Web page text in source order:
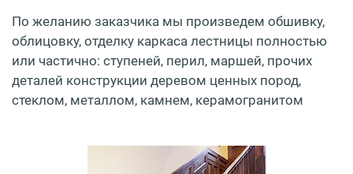
По желанию заказчика мы произведем обшивку,
облицовку, отделку каркаса лестницы полностью
или частично: ступеней, перил, маршей, прочих
деталей конструкции деревом ценных пород,
стеклом, металлом, камнем, керамогранитом